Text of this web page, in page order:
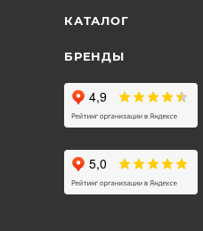
КАТАЛОГ
БРЕНДЫ